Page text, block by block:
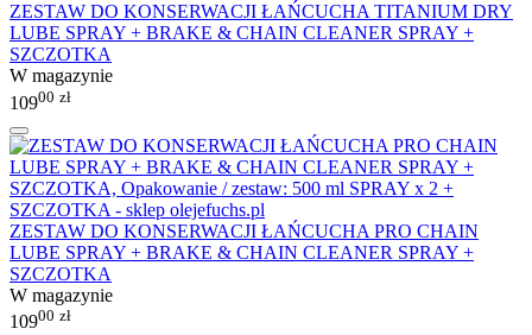
ZESTAW DO KONSERWACJI ŁAŃCUCHA TITANIUM DRY
LUBE SPRAY + BRAKE & CHAIN CLEANER SPRAY +
SZCZOTKA
W magazynie
10900 zł
ZESTAW DO KONSERWACJI ŁAŃCUCHA PRO CHAIN
LUBE SPRAY + BRAKE & CHAIN CLEANER SPRAY +
SZCZOTKA
W magazynie
10900 zł